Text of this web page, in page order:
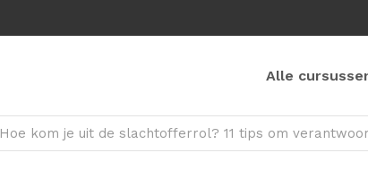
Alle
Hoe kom je uit de slachtofferrol? 11 tips om